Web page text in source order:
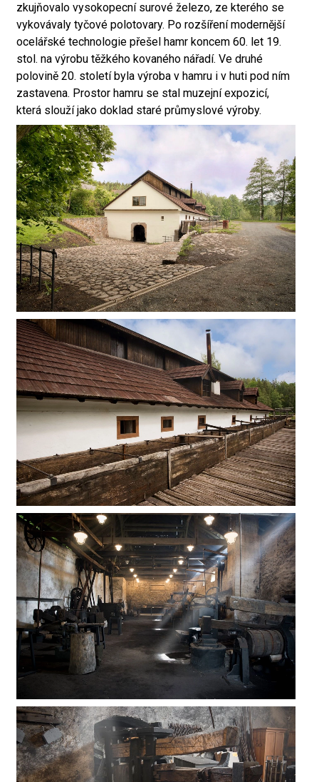
zkujňovalo vysokopecní surové železo, ze kterého se
vykovávaly tyčové polotovary. Po rozšíření modernější
ocelářské technologie přešel hamr koncem 60. let 19.
stol. na výrobu těžkého kovaného nářadí. Ve druhé
polovině 20. století byla výroba v hamru i v huti pod ním
zastavena. Prostor hamru se stal muzejní expozicí,
která slouží jako doklad staré průmyslové výroby.